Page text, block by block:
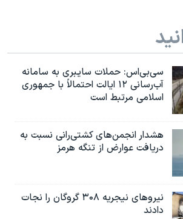
سی‌بی‌اس: حملات سایبری به سامانه
آب‌رسانی ۱۲ ایالت احتمالاً با جمهوری
اسلامی مرتبط است
هشدار انجمن‌های کشتی‌رانی نسبت به
دریافت عوارض از تنگه هرمز
نیروهای نیجریه‌ ۳۰۸ گروگان را نجات
دادند